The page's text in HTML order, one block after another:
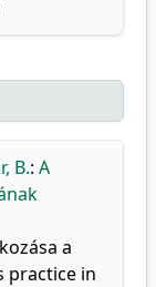
B.: A
a
practice in